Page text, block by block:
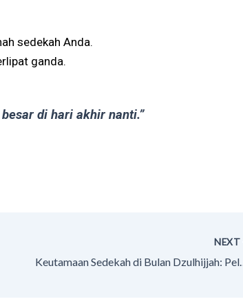
sedekah Anda.
ganda.
di hari akhir nanti.”
NEXT
Keutamaan